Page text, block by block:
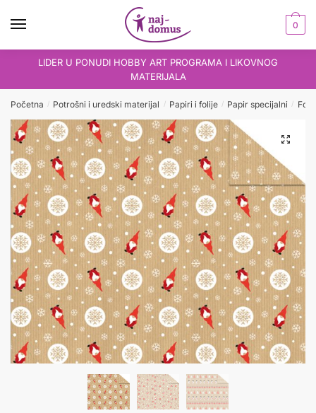
0
LIDER U PONUDI HOBBY ART PROGRAMA I LIKOVNOG
MATERIJALA
Početna / Potrošni i uredski materijal / Papiri i folije / Papir specijalni /